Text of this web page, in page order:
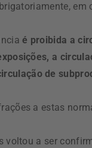
em
é proibida a
a
de
a estas
voltou a ser